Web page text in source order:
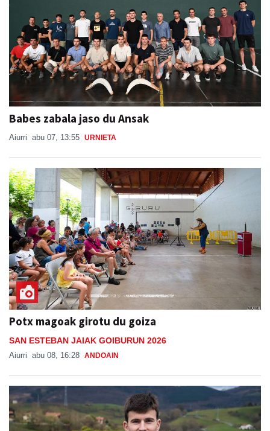
Babes zabala jaso du Ansak
Aiurri abu 07, 13:55 URNIETA
Potx magoak girotu du goiza
SAN ESTEBAN JAIAK GOIBURUN 2026
Aiurri abu 08, 16:28 ANDOAIN